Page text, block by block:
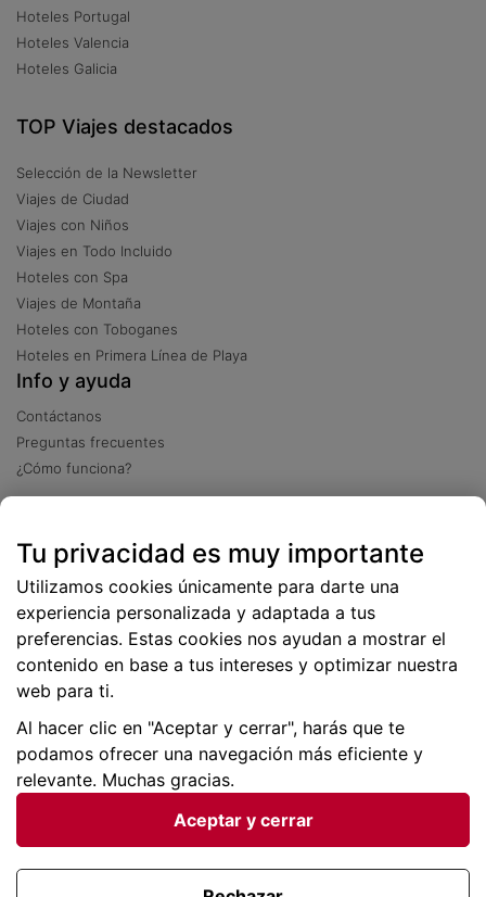
Hoteles Portugal
Hoteles Valencia
Hoteles Galicia
TOP Viajes destacados
Selección de la Newsletter
Viajes de Ciudad
Viajes con Niños
Viajes en Todo Incluido
Hoteles con Spa
Viajes de Montaña
Hoteles con Toboganes
Hoteles en Primera Línea de Playa
Info y ayuda
Contáctanos
Preguntas frecuentes
¿Cómo funciona?
Más de 2 millones de descargas
Condiciones generales |Privacidad de datos | Política
Tu privacidad es muy importante
Utilizamos cookies únicamente para darte una
experiencia personalizada y adaptada a tus
preferencias. Estas cookies nos ayudan a mostrar el
contenido en base a tus intereses y optimizar nuestra
web para ti.
Al hacer clic en "Aceptar y cerrar", harás que te
podamos ofrecer una navegación más eficiente y
relevante. Muchas gracias.
Aceptar y cerrar